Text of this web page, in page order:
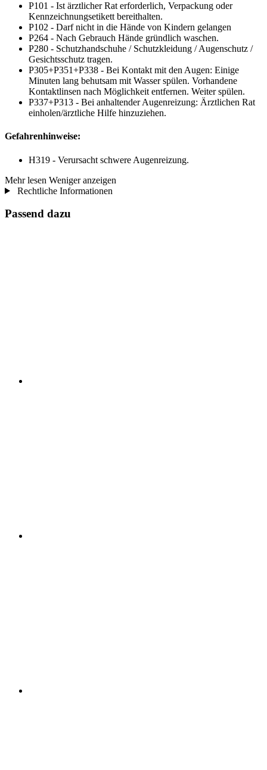
P101 - Ist ärztlicher Rat erforderlich, Verpackung oder
Kennzeichnungsetikett bereithalten.
P102 - Darf nicht in die Hände von Kindern gelangen
P264 - Nach Gebrauch Hände gründlich waschen.
P280 - Schutzhandschuhe / Schutzkleidung / Augenschutz /
Gesichtsschutz tragen.
P305+P351+P338 - Bei Kontakt mit den Augen: Einige
Minuten lang behutsam mit Wasser spülen. Vorhandene
Kontaktlinsen nach Möglichkeit entfernen. Weiter spülen.
P337+P313 - Bei anhaltender Augenreizung: Ärztlichen Rat
einholen/ärztliche Hilfe hinzuziehen.
Gefahrenhinweise:
H319 - Verursacht schwere Augenreizung.
Mehr lesen Weniger anzeigen
Rechtliche Informationen
Passend dazu